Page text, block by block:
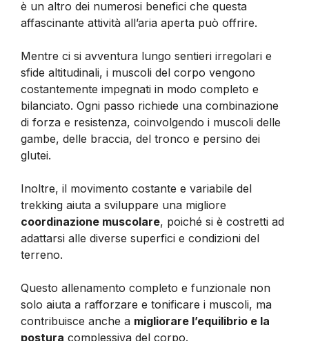
è un altro dei numerosi benefici che questa
affascinante attività all’aria aperta può offrire.
Mentre ci si avventura lungo sentieri irregolari e
sfide altitudinali, i muscoli del corpo vengono
costantemente impegnati in modo completo e
bilanciato. Ogni passo richiede una combinazione
di forza e resistenza, coinvolgendo i muscoli delle
gambe, delle braccia, del tronco e persino dei
glutei.
Inoltre, il movimento costante e variabile del
trekking aiuta a sviluppare una migliore
coordinazione muscolare, poiché si è costretti ad
adattarsi alle diverse superfici e condizioni del
terreno.
Questo allenamento completo e funzionale non
solo aiuta a rafforzare e tonificare i muscoli, ma
contribuisce anche a migliorare l’equilibrio e la
postura complessiva del corpo.